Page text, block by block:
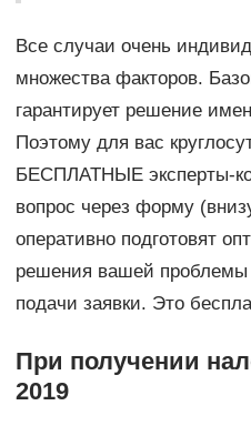
Все случаи очень
множества факторов.
гарантирует решение
Поэтому для вас
БЕСПЛАТНЫЕ эксперты-
вопрос через форму
оперативно подготовят
решения вашей проблемы
подачи заявки. Это
При получении
2019